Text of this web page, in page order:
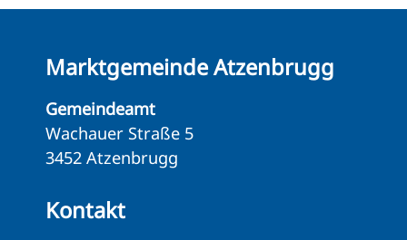
Marktgemeinde Atzenbrugg
Gemeindeamt
Wachauer Straße 5
3452 Atzenbrugg
Kontakt